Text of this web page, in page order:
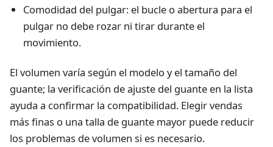
Comodidad del pulgar: el bucle o abertura para el
pulgar no debe rozar ni tirar durante el
movimiento.
El volumen varía según el modelo y el tamaño del
guante; la verificación de ajuste del guante en la lista
ayuda a confirmar la compatibilidad. Elegir vendas
más finas o una talla de guante mayor puede reducir
los problemas de volumen si es necesario.